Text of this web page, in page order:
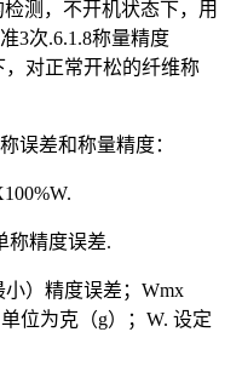
测，不开机状态下，用
3次.6.1.8称量精度
，对正常开松的纤维称
误差和称量精度：
称精度误差.
）精度误差；Wmx
位为克（g）；W. 设定